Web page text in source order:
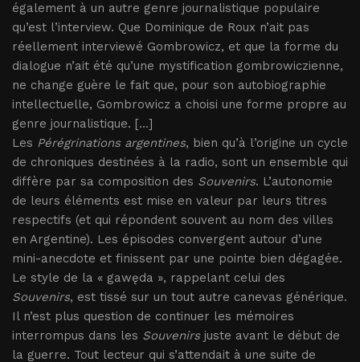
également à un autre genre journalistique populaire
qu’est l’interview. Que Dominique de Roux n’ait pas
réellement interviewé Gombrowicz, et que la forme du
dialogue n’ait été qu’une mystification gombrowiczienne,
ne change guère le fait que, pour son autobiographie
intellectuelle, Gombrowicz a choisi une forme propre au
genre journalistique. [...]
Les Pérégrinations argentines, bien qu’à l’origine un cycle
de chroniques destinées à la radio, sont un ensemble qui
diffère par sa composition des Souvenirs. L’autonomie
de leurs éléments est mise en valeur par leurs titres
respectifs (et qui répondent souvent au nom des villes
en Argentine). Les épisodes convergent autour d’une
mini-anecdote et finissent par une pointe bien dégagée.
Le style de la « gawęda », rappelant celui des
Souvenirs, est tissé sur un tout autre canevas générique.
Il n’est plus question de continuer les mémoires
interrompus dans les Souvenirsjuste avant le début de
la guerre. Tout lecteur qui s’attendait à une suite de